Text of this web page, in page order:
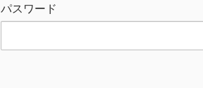
パスワード